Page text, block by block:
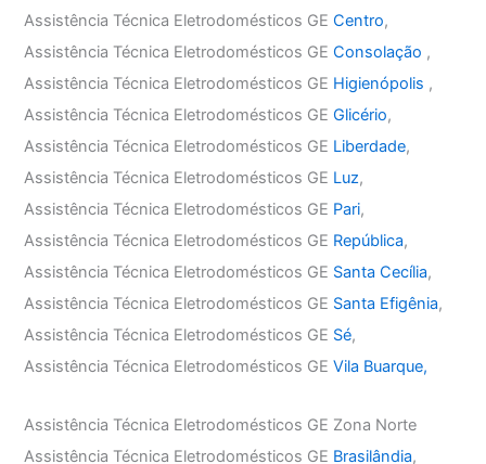
Assistência Técnica Eletrodomésticos GECentro,
Assistência Técnica Eletrodomésticos GEConsolação ,
Assistência Técnica Eletrodomésticos GE Higienópolis ,
Assistência Técnica Eletrodomésticos GEGlicério,
Assistência Técnica Eletrodomésticos GE Liberdade,
Assistência Técnica Eletrodomésticos GE Luz,
Assistência Técnica Eletrodomésticos GE Pari,
Assistência Técnica Eletrodomésticos GE República,
Assistência Técnica Eletrodomésticos GE Santa Cecília,
Assistência Técnica Eletrodomésticos GE Santa Efigênia,
Assistência Técnica Eletrodomésticos GE Sé,
Assistência Técnica Eletrodomésticos GEVila Buarque,
Assistência Técnica Eletrodomésticos GE Zona Norte
Assistência Técnica Eletrodomésticos GE Brasilândia,